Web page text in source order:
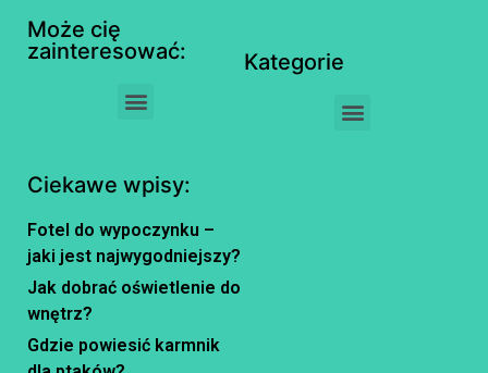
Może cię
zainteresować:
Kategorie
Ciekawe wpisy:
Fotel do wypoczynku –
jaki jest najwygodniejszy?
Jak dobrać oświetlenie do
wnętrz?
Gdzie powiesić karmnik